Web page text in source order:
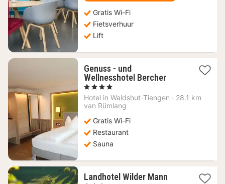
Gratis Wi-Fi
Fietsverhuur
Lift
Genuss - und
Wellnesshotel Bercher1
vanaf
, 4 Sterren
Hotel in Waldshut-Tiengen · 28.1 km
van Rümlang
Gratis Wi-Fi
Restaurant
Sauna
Landhotel Wilder Mann1